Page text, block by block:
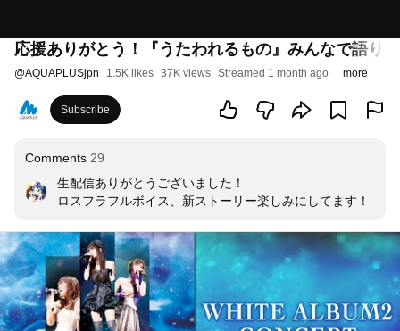
応援ありがとう！『うたわれるもの』みんなで語り
@AQUAPLUSjpn 1.5K likes 37K views Streamed 1 month ago more
Subscribe
Comments 29
生配信ありがとうございました！
ロスフラフルボイス、新ストーリー楽しみにしてます！